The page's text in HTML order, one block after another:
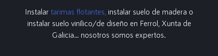
Instalar tarimas flotantes, instalar suelo de madera o
instalar suelo vinílico/de diseño en Ferrol, Xunta de
Galicia… nosotros somos expertos.